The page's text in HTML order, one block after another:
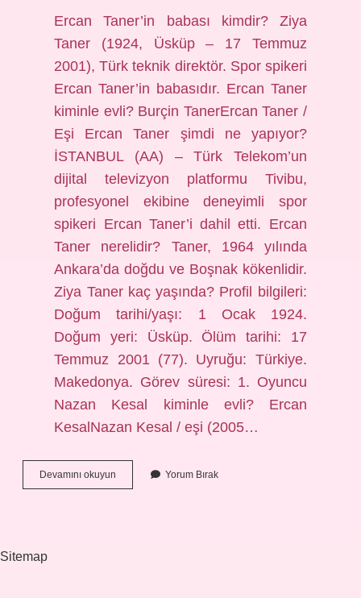
Ercan Taner’in babası kimdir? Ziya
Taner (1924, Üsküp – 17 Temmuz
2001), Türk teknik direktör. Spor spikeri
Ercan Taner’in babasıdır. Ercan Taner
kiminle evli? Burçin TanerErcan Taner /
Eşi Ercan Taner şimdi ne yapıyor?
İSTANBUL (AA) – Türk Telekom’un
dijital televizyon platformu Tivibu,
profesyonel ekibine deneyimli spor
spikeri Ercan Taner’i dahil etti. Ercan
Taner nerelidir? Taner, 1964 yılında
Ankara’da doğdu ve Boşnak kökenlidir.
Ziya Taner kaç yaşında? Profil bilgileri:
Doğum tarihi/yaşı: 1 Ocak 1924.
Doğum yeri: Üsküp. Ölüm tarihi: 17
Temmuz 2001 (77). Uyruğu: Türkiye.
Makedonya. Görev süresi: 1. Oyuncu
Nazan Kesal kiminle evli? Ercan
KesalNazan Kesal / eşi (2005…
Devamını okuyun
Taner
Yorum Bırak
Sitemap